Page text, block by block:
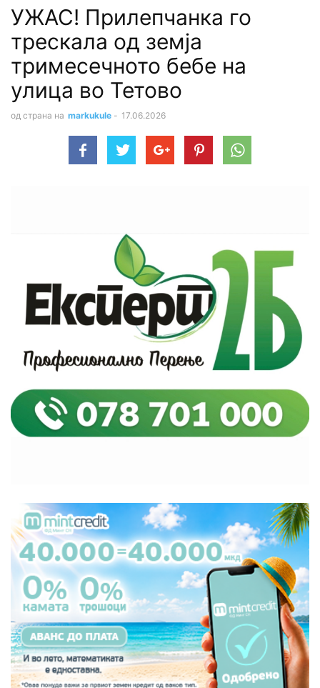
УЖАС! Прилепчанка го
трескала од земја
тримесечното бебе на
улица во Тетово
од страна на markukule - 17.06.2026